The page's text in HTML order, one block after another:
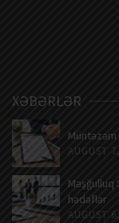
XƏBƏRLƏR
AUGUST
Məşğulluq
hədəflər
AUGUST